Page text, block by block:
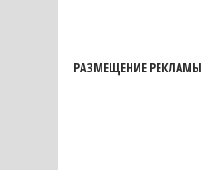
РАЗМЕЩЕНИЕ РЕКЛАМЫ